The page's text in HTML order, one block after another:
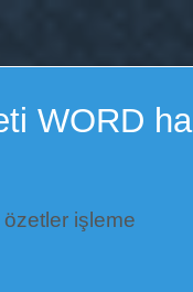
WORD
özetler işleme